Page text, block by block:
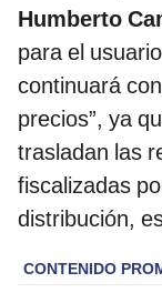
Humberto
para el
continuará
precios”, ya
trasladan las
fiscalizadas
distribución,